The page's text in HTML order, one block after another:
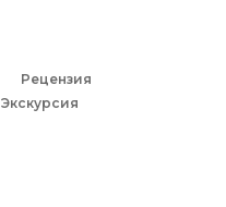
Рецензия
Экскурсия